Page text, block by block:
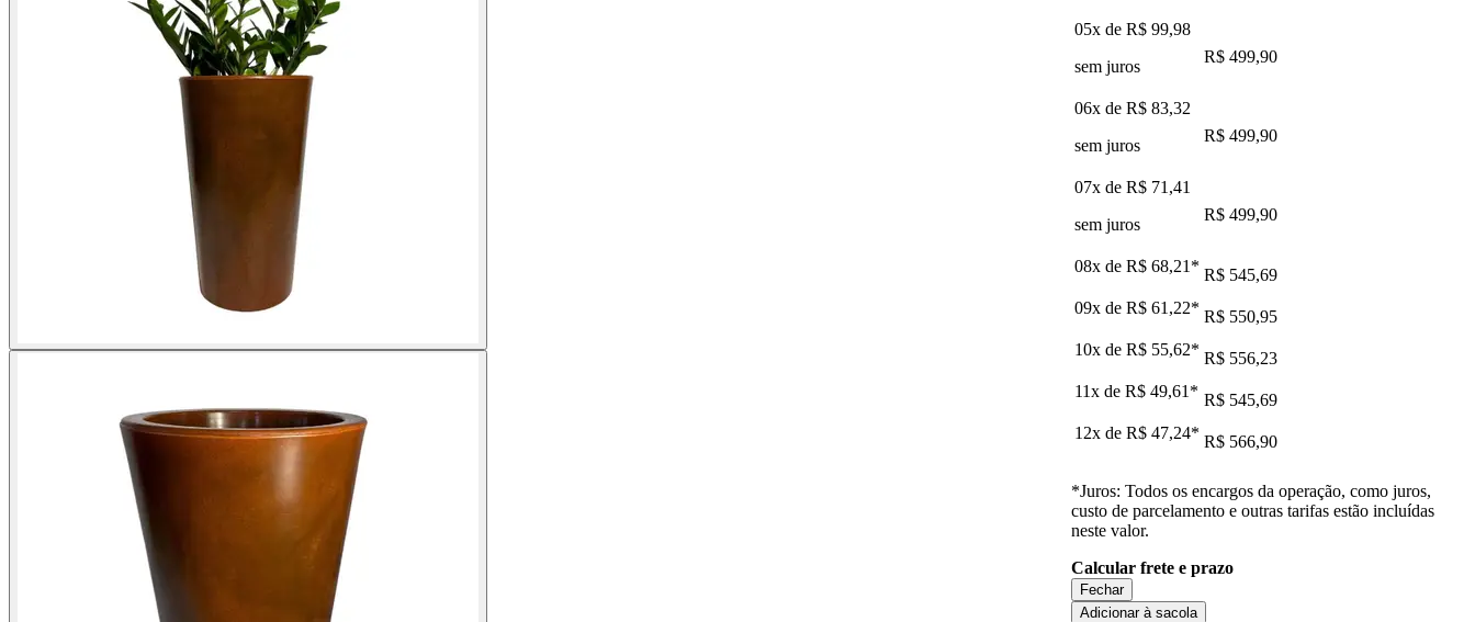
05x de R$ 99,98
sem juros
R$ 499,90
06x de R$ 83,32
sem juros
R$ 499,90
07x de R$ 71,41
sem juros
R$ 499,90
08x de R$ 68,21 * R$ 545,69
09x de R$ 61,22* R$ 550,95
10x de R$ 55,62* R$ 556,23
11x de R$ 49,61 * R$ 545,69
12x de R$ 47,24* R$ 566,90
*Juros: Todos os encargos da operação, como juros,
custo de parcelamento e outras tarifas estão incluídas
neste valor.
Calcular frete e prazo
Fechar
Adicionar à sacola